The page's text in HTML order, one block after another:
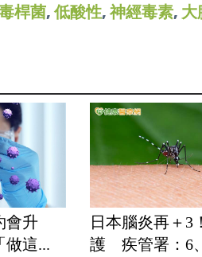
桿菌, 低酸性,神經毒素, 大
會升
這...
日本腦炎再＋3
護 疾管署：6